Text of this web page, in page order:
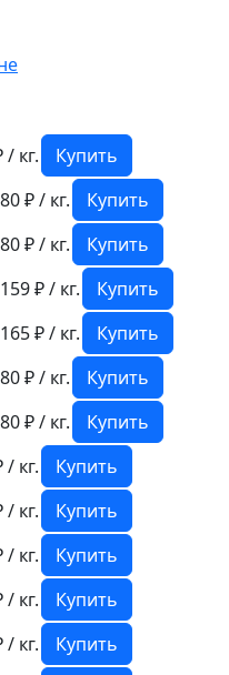
кг.
Купить
₽ / кг.
Купить
₽ / кг.
Купить
₽ / кг.
Купить
₽ / кг.
Купить
₽ / кг.
Купить
₽ / кг.
Купить
кг.
Купить
кг.
Купить
кг.
Купить
кг.
Купить
кг.
Купить